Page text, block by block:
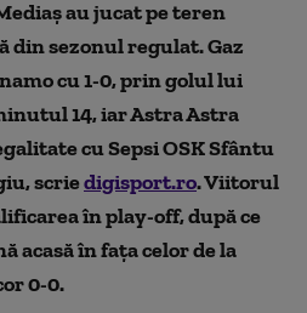
au jucat pe teren
sezonul regulat. Gaz
cu 1-0, prin golul lui
14, iar Astra Astra
cu Sepsi OSK Sfântu
scriedigisport.ro. Viitorul
în play-off, după ce
acasă în fața celor de la
0-0.